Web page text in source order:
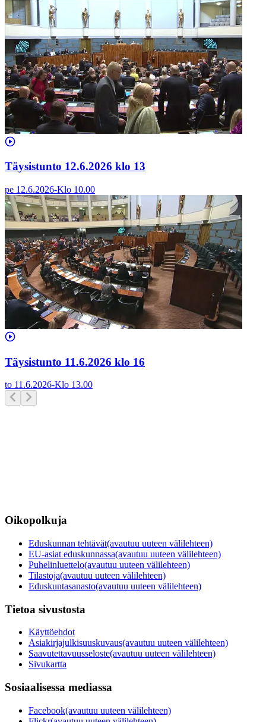
Täysistunto 12.6.2026 klo 13
pe 12.6.2026-Klo 10.00
Täysistunto 11.6.2026 klo 16
to 11.6.2026-Klo 13.00
Oikopolkuja
Eduskunnan tehtävät(avautuu uuteen välilehteen)
EU-asiat eduskunnassa(avautuu uuteen välilehteen)
Puhelinluettelo(avautuu uuteen välilehteen)
Tilastoja(avautuu uuteen välilehteen)
Eduskuntasanasto(avautuu uuteen välilehteen)
Tietoa sivustosta
Käyttöehdot
Asiakirjajulkisuuskuvaus(avautuu uuteen välilehteen)
Saavutettavuusseloste(avautuu uuteen välilehteen)
Sivukartta
Sosiaalisessa mediassa
Facebook(avautuu uuteen välilehteen)